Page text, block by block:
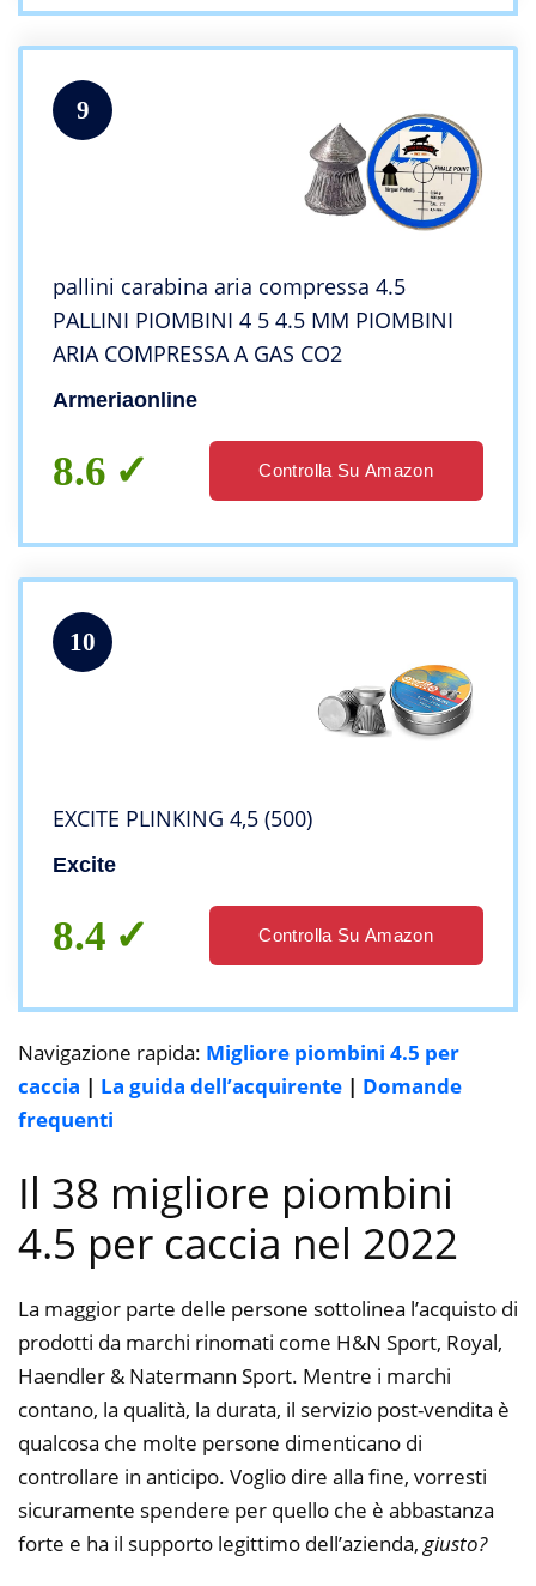
9
pallini carabina aria compressa 4.5
PALLINI PIOMBINI 4 5 4.5 MM PIOMBINI
ARIA COMPRESSA A GAS CO2
Armeriaonline
8.6 Controlla Su Amazon
10
EXCITE PLINKING 4,5 (500)
Excite
8.4 Controlla Su Amazon
Navigazione rapida: Migliore piombini 4.5 per
caccia | La guida dell’acquirente | Domande
frequenti
Il 38 migliore piombini
4.5 per caccia nel 2022
La maggior parte delle persone sottolinea l’acquisto di
prodotti da marchi rinomati come H&N Sport, Royal,
Haendler & Natermann Sport. Mentre i marchi
contano, la qualità, la durata, il servizio post-vendita è
qualcosa che molte persone dimenticano di
controllare in anticipo. Voglio dire alla fine, vorresti
sicuramente spendere per quello che è abbastanza
forte e ha il supporto legittimo dell’azienda, giusto?